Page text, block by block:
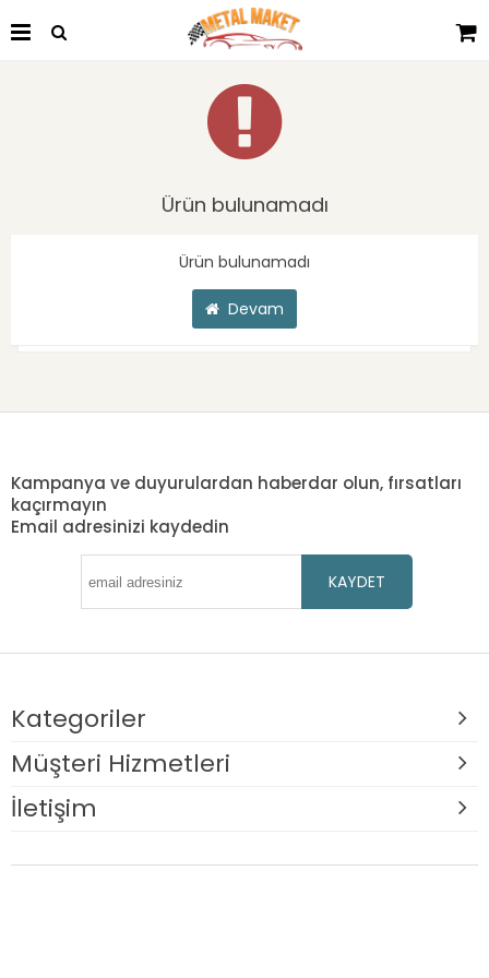
Ürün bulunamadı
Ürün bulunamadı
Devam
Kampanya ve duyurulardan haberdar olun, fırsatları
kaçırmayın
Email adresinizi kaydedin
KAYDET
Kategoriler
Müşteri Hizmetleri
İletişim